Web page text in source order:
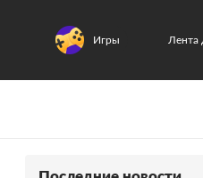
Игры Лента